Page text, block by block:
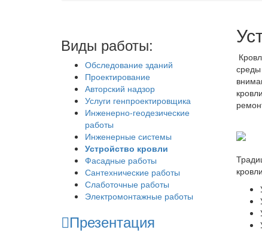
Виды работы:
Обследование зданий
Проектирование
Авторский надзор
Услуги генпроектировщика
Инженерно-геодезические
работы
Инженерные системы
Устройство кровли
Фасадные работы
Сантехнические работы
Слаботочные работы
Электромонтажные работы
Презентация